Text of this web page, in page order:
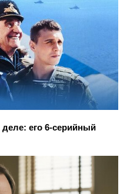
его 6-серийный